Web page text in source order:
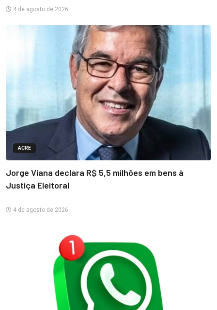
4 de agosto de 2026
ACRE
Jorge Viana declara R$ 5,5 milhões em bens à
Justiça Eleitoral
4 de agosto de 2026